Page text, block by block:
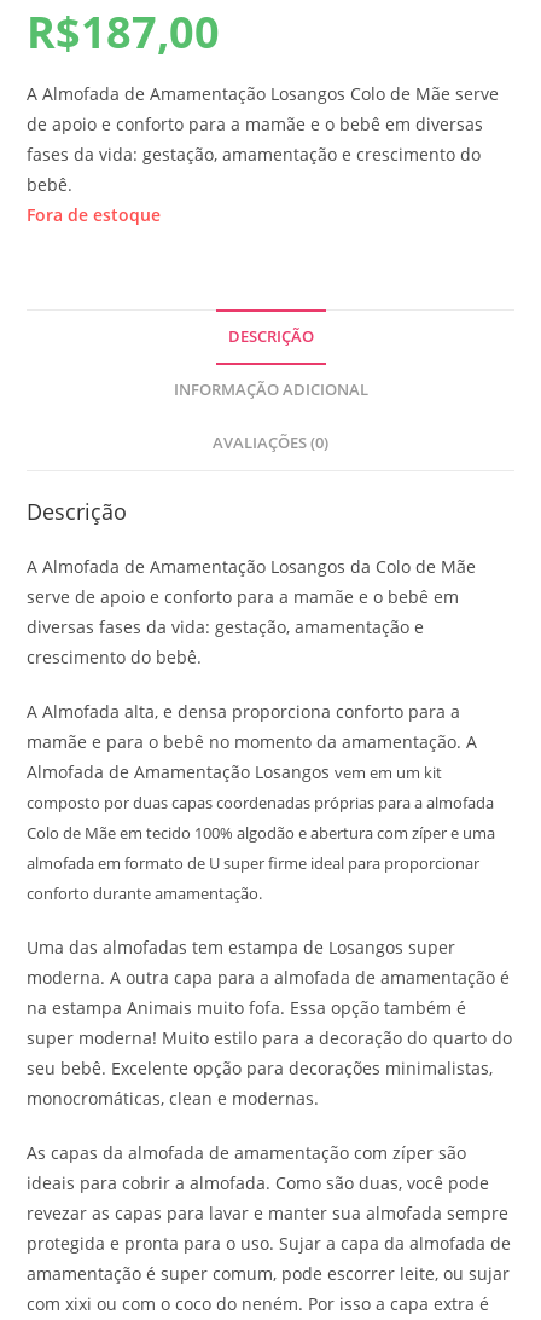
R$187,00
A Almofada de Amamentação Losangos Colo de Mãe serve
de apoio e conforto para a mamãe e o bebê em diversas
fases da vida: gestação, amamentação e crescimento do
bebê.
Fora de estoque
DESCRIÇÃO
INFORMAÇÃO ADICIONAL
AVALIAÇÕES (0)
Descrição
A Almofada de Amamentação Losangos da Colo de Mãe
serve de apoio e conforto para a mamãe e o bebê em
diversas fases da vida: gestação, amamentação e
crescimento do bebê.
A Almofada alta, e densa proporciona conforto para a
mamãe e para o bebê no momento da amamentação. A
Almofada de Amamentação Losangosvem em um kit
composto por duas capas coordenadas próprias para a almofada
Colo de Mãe em tecido 100% algodão e abertura com zíper e uma
almofada em formato de U super firme ideal para proporcionar
conforto durante amamentação.
Uma das almofadas tem estampa de Losangos super
moderna. A outra capa para a almofada de amamentação é
na estampa Animais muito fofa. Essa opção também é
super moderna! Muito estilo para a decoração do quarto do
seu bebê. Excelente opção para decorações minimalistas,
monocromáticas, clean e modernas.
As capas da almofada de amamentação com zíper são
ideais para cobrir a almofada. Como são duas, você pode
revezar as capas para lavar e manter sua almofada sempre
protegida e pronta para o uso. Sujar a capa da almofada de
amamentação é super comum, pode escorrer leite, ou sujar
com xixi ou com o coco do neném. Por isso a capa extra é